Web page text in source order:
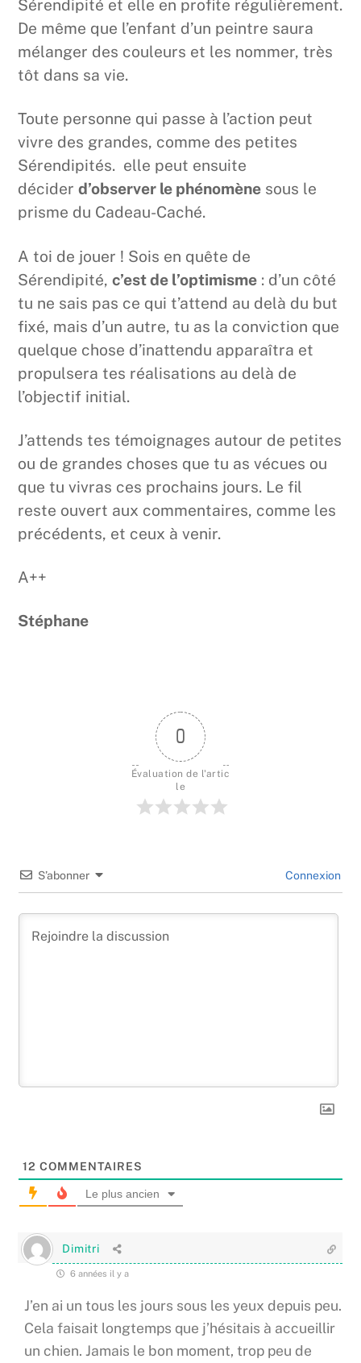
Sérendipité et elle en profite régulièrement.
De même que l’enfant d’un peintre saura
mélanger des couleurs et les nommer, très
tôt dans sa vie.
Toute personne qui passe à l’action peut
vivre des grandes, comme des petites
Sérendipités. elle peut ensuite
déciderd’observer le phénomène sous le
prisme du Cadeau-Caché.
A toi de jouer ! Sois en quête de
Sérendipité,c’est de l’optimisme : d’un côté
tu ne sais pas ce qui t’attend au delà du but
fixé, mais d’un autre, tu as la conviction que
quelque chose d’inattendu apparaîtra et
propulsera tes réalisations au delà de
l’objectif initial.
J’attends tes témoignages autour de petites
ou de grandes choses que tu as vécues ou
que tu vivras ces prochains jours. Le fil
reste ouvert aux commentaires, comme les
précédents, et ceux à venir.
A++
Stéphane
0
Évaluation de l'artic
le
S’abonner Connexion
12 COMMENTAIRES
Le plus ancien
Dimitri
6 années il y a
J’en ai un tous les jours sous les yeux depuis peu.
Cela faisait longtemps que j’hésitais à accueillir
un chien. Jamais le bon moment, trop peu de